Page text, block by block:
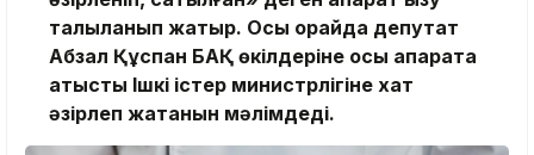
талқыланып жатыр. Осы орайда депутат
Абзал Құспан БАҚ өкілдеріне осы ақпаратқа
қатысты Ішкі істер министрлігіне хат
әзірлеп жатқанын мәлімдеді.